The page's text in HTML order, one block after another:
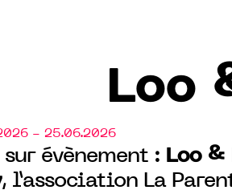
Loo
- 25.06.2026
évènement : Loo &
, l’association La